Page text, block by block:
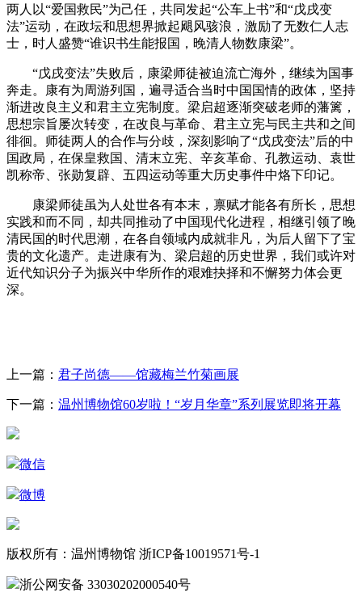
两人以“爱国救民”为己任，共同发起“公车上书”和“戊戌变
法”运动，在政坛和思想界掀起飓风骇浪，激励了无数仁人志
士，时人盛赞“谁识书生能报国，晚清人物数康梁”。
“戊戌变法”失败后，康梁师徒被迫流亡海外，继续为国事
奔走。康有为周游列国，遍寻适合当时中国国情的政体，坚持
渐进改良主义和君主立宪制度。梁启超逐渐突破老师的藩篱，
思想宗旨屡次转变，在改良与革命、君主立宪与民主共和之间
徘徊。师徒两人的合作与分歧，深刻影响了“戊戌变法”后的中
国政局，在保皇救国、清末立宪、辛亥革命、孔教运动、袁世
凯称帝、张勋复辟、五四运动等重大历史事件中烙下印记。
康梁师徒虽为人处世各有本末，禀赋才能各有所长，思想
实践和而不同，却共同推动了中国现代化进程，相继引领了晚
清民国的时代思潮，在各自领域内成就非凡，为后人留下了宝
贵的文化遗产。走进康有为、梁启超的历史世界，我们或许对
近代知识分子为振兴中华所作的艰难抉择和不懈努力体会更
深。
上一篇： 君子尚德——馆藏梅兰竹菊画展
下一篇： 温州博物馆60岁啦！“岁月华章”系列展览即将开幕
微信
微博
版权所有：温州博物馆 浙ICP备10019571号-1
浙公网安备 33030202000540号